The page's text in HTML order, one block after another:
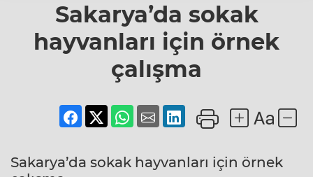
hayvanları
için örnek
Sakarya’da sokak
hayvanları için örnek
çalışma
Sakarya’da sokak hayvanları için örnek